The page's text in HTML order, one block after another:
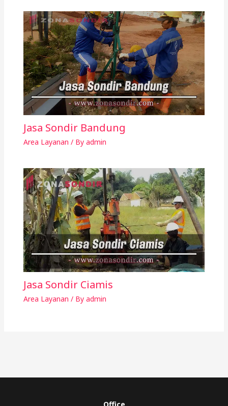
Jasa Sondir Bandung
Area Layanan / By admin
Jasa Sondir Ciamis
Area Layanan / By admin
Office